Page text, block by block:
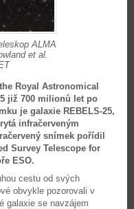
ALMA
et al.
Royal Astronomical
již 700 milionů let po
je galaxie REBELS-25,
infračerveným
snímek pořídil
Survey Telescope for
ESO.
cestu od svých
obvykle pozorovali v
galaxie se navzájem